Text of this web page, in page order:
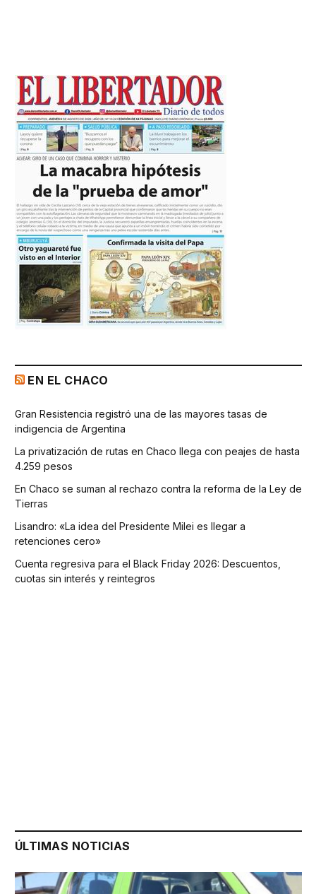
EN EL CHACO
Gran Resistencia registró una de las mayores tasas de
indigencia de Argentina
La privatización de rutas en Chaco llega con peajes de hasta
4.259 pesos
En Chaco se suman al rechazo contra la reforma de la Ley de
Tierras
Lisandro: «La idea del Presidente Milei es llegar a
retenciones cero»
Cuenta regresiva para el Black Friday 2026: Descuentos,
cuotas sin interés y reintegros
ÚLTIMAS NOTICIAS